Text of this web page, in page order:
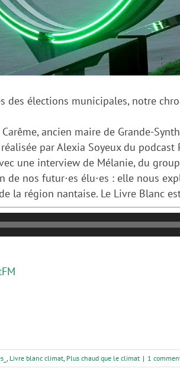
des élections municipales, notre
ancien maire de Grande-
par Alexia Soyeux du podcast
une interview de Mélanie, du
nos futur⋅es élu⋅es : elle nous
la région nantaise. Le Livre Blanc
, Livre blanc climat, Plus chaud que le climat | 1